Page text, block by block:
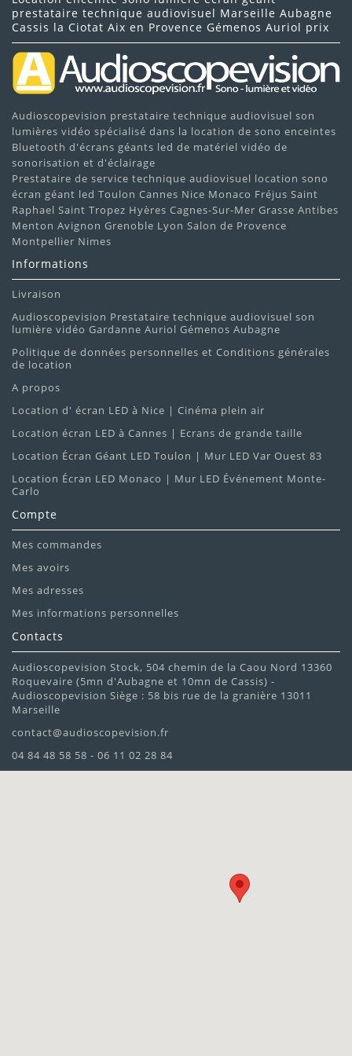
prestataire technique audiovisuel Marseille Aubagne
Cassis la Ciotat Aix en Provence Gémenos Auriol prix
Audioscopevision prestataire technique audiovisuel son
lumières vidéo spécialisé dans la location de sono enceintes
Bluetooth d'écrans géants led de matériel vidéo de
sonorisation et d'éclairage
Prestataire de service technique audiovisuel location sono
écran géant led Toulon Cannes Nice Monaco Fréjus Saint
Raphael Saint Tropez Hyères Cagnes-Sur-Mer Grasse Antibes
Menton Avignon Grenoble Lyon Salon de Provence
Montpellier Nimes
Informations
Livraison
Audioscopevision Prestataire technique audiovisuel son
lumière vidéo Gardanne Auriol Gémenos Aubagne
Politique de données personnelles et Conditions générales
de location
A propos
Location d' écran LED à Nice | Cinéma plein air
Location écran LED à Cannes | Ecrans de grande taille
Location Écran Géant LED Toulon | Mur LED Var Ouest 83
Location Écran LED Monaco | Mur LED Événement Monte-
Carlo
Compte
Mes commandes
Mes avoirs
Mes adresses
Mes informations personnelles
Contacts
Audioscopevision Stock, 504 chemin de la Caou Nord 13360
Roquevaire (5mn d'Aubagne et 10mn de Cassis) -
Audioscopevision Siège : 58 bis rue de la granière 13011
Marseille
contact@audioscopevision.fr
04 84 48 58 58 - 06 11 02 28 84